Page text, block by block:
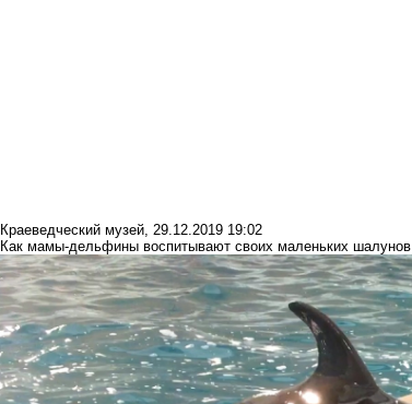
Краеведческий музей, 29.12.2019 19:02
Как мамы-дельфины воспитывают своих маленьких шалунов